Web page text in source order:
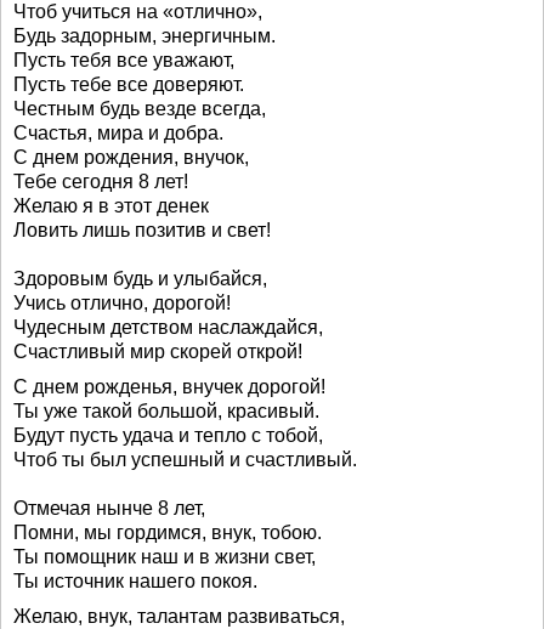
Чтоб учиться на «отлично»,
Будь задорным, энергичным.
Пусть тебя все уважают,
Пусть тебе все доверяют.
Честным будь везде всегда,
Счастья, мира и добра.
С днем рождения, внучок,
Тебе сегодня 8 лет!
Желаю я в этот денек
Ловить лишь позитив и свет!
Здоровым будь и улыбайся,
Учись отлично, дорогой!
Чудесным детством наслаждайся,
Счастливый мир скорей открой!
С днем рожденья, внучек дорогой!
Ты уже такой большой, красивый.
Будут пусть удача и тепло с тобой,
Чтоб ты был успешный и счастливый.
Отмечая нынче 8 лет,
Помни, мы гордимся, внук, тобою.
Ты помощник наш и в жизни свет,
Ты источник нашего покоя.
Желаю, внук, талантам развиваться,